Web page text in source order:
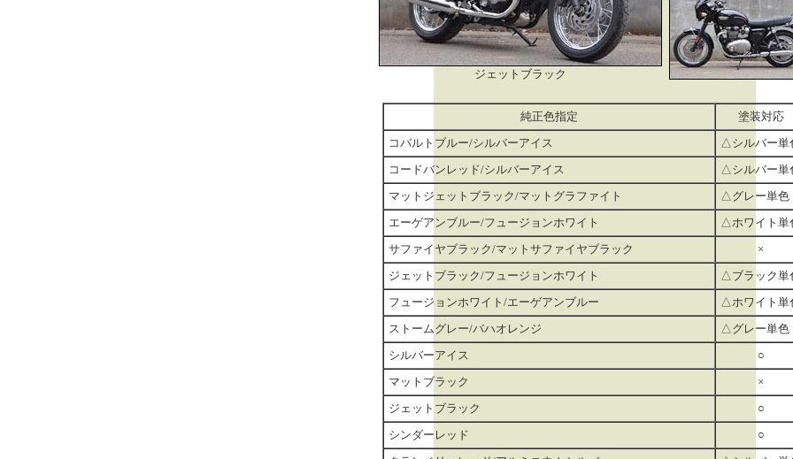
ジェットブラック
純正色指定
塗装対応
コバルトブルー/シルバーアイス
△シルバー単
コードバンレッド/シルバーアイス
△シルバー単
マットジェットブラック/マットグラファイト
△グレー単色
エーゲアンブルー/フュージョンホワイト
△ホワイト単
サファイヤブラック/マットサファイヤブラック
×
ジェットブラック/フュージョンホワイト
△ブラック単
フュージョンホワイト/エーゲアンブルー
△ホワイト単
ストームグレー/バハオレンジ
△グレー単色
シルバーアイス
○
マットブラック
×
ジェットブラック
○
シンダーレッド
○